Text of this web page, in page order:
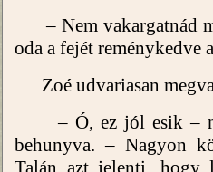
– Nem vakargatnád
oda a fejét reménykedve
Zoé udvariasan
– Ó, ez jól esik –
behunyva. – Nagyon
Talán azt jelenti, hogy